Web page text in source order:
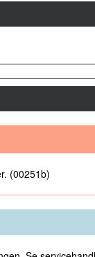
(00251b)